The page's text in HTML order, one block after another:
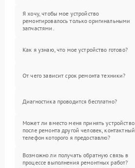
Я хочу, чтобы мое устройство
ремонтировалось только оригинальными
запчастями.
Как я узнаю, что мое устройство готово?
От чего зависит срок ремонта техники?
Диагностика проводится бесплатно?
Может ли вместо меня принять устройство
после ремонта другой человек, контактный
телефон которого я предоставлю?
Возможно ли получать обратную связь в
процессе выполнения ремонтных работ?